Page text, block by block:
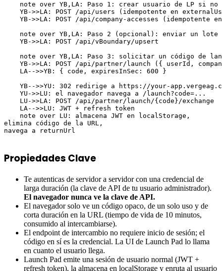
note over YB,LA: Paso 1: crear usuario de LP si no
YB->>LA: POST /api/users (idempotente en
YB->>LA: POST /api/company-accesses (idempotente
    note over YB,LA: Paso 2 (opcional): enviar un lote
    YB->>LA: POST /api/vBoundary/upsert
note over YB,LA: Paso 3: solicitar un código de
YB->>LA: POST /api/partner/launch ({ userId,
    LA-->>YB: { code, expiresInSec: 600 }
YB-->>YU: 302 redirige a https://your-
    YU->>LU: el navegador navega a /launch?code=...
    LU->>LA: POST /api/partner/launch/{code}/exchange
    LA-->>LU: JWT + refresh token
    note over LU: almacena JWT en localStorage,
elimina código de la URL,
navega a returnUrl
Propiedades Clave
Te autenticas de servidor a servidor con una credencial de
larga duración (la clave de API de tu usuario administrador).
El navegador nunca ve la clave de API.
El navegador solo ve un código opaco, de un solo uso y de
corta duración en la URL (tiempo de vida de 10 minutos,
consumido al intercambiarse).
El endpoint de intercambio no requiere inicio de sesión; el
código en sí es la credencial. La UI de Launch Pad lo llama
en cuanto el usuario llega.
Launch Pad emite una sesión de usuario normal (JWT +
refresh token), la almacena en localStorage y enruta al usuario